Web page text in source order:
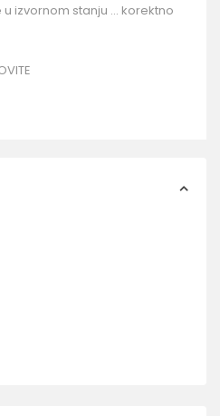
izvornom stanju … korektno